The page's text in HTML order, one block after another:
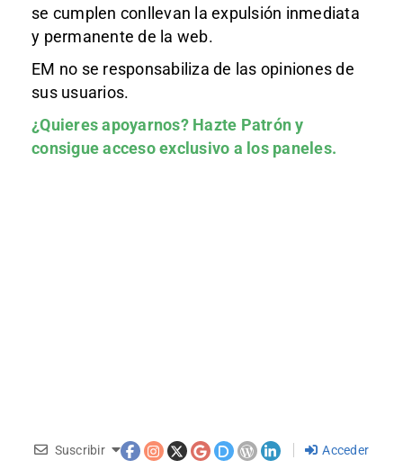
se cumplen conllevan la expulsión inmediata
y permanente de la web.
EM no se responsabiliza de las opiniones de
sus usuarios.
¿Quieres apoyarnos? Hazte Patróny
consigue acceso exclusivo a los paneles.
Suscribir Acceder